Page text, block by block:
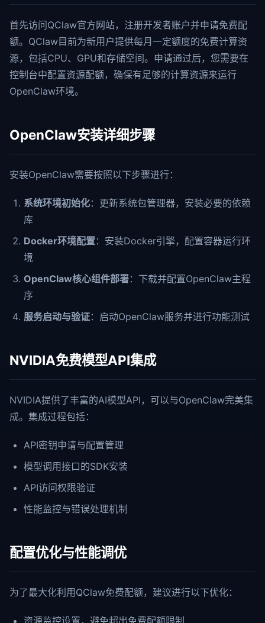
首先访问QClaw官方网站，注册开发者账户并申请免费配
额。QClaw目前为新用户提供每月一定额度的免费计算资
源，包括CPU、GPU和存储空间。申请通过后，您需要在
控制台中配置资源配额，确保有足够的计算资源来运行
OpenClaw环境。
OpenClaw安装详细步骤
安装OpenClaw需要按照以下步骤进行：
系统环境初始化：更新系统包管理器，安装必要的依赖
库
Docker环境配置：安装Docker引擎，配置容器运行环
境
OpenClaw核心组件部署：下载并配置OpenClaw主程
序
服务启动与验证：启动OpenClaw服务并进行功能测试
NVIDIA免费模型API集成
NVIDIA提供了丰富的AI模型API，可以与OpenClaw完美集
成。集成过程包括：
API密钥申请与配置管理
模型调用接口的SDK安装
API访问权限验证
性能监控与错误处理机制
配置优化与性能调优
为了最大化利用QClaw免费配额，建议进行以下优化：
资源监控设置，避免超出免费配额限制